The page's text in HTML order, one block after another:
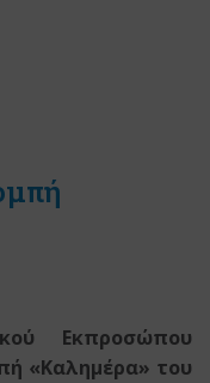
Εκπροσώπου
«Καλημέρα» του